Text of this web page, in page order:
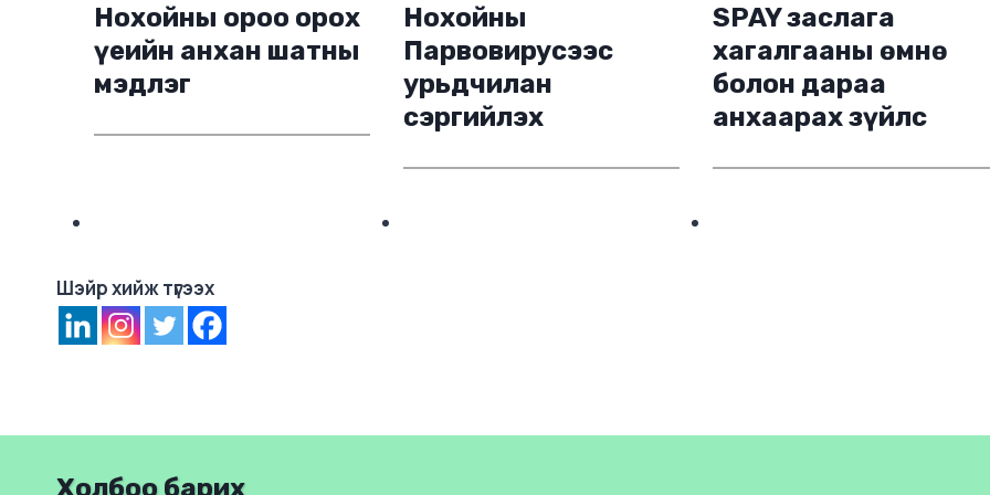
Нохойны ороо орох
үеийн анхан шатны
мэдлэг
Нохойны
Парвовирусээс
урьдчилан
сэргийлэх
SPAY заслага
хагалгааны өмнө
болон дараа
анхаарах зүйлс
Шэйр хийж түгээх